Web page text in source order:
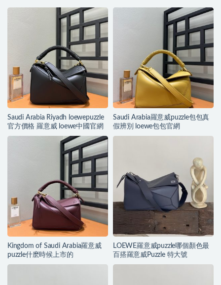
Saudi Arabia Riyadh loewepuzzle
官方價格 羅意威 loewe中國官網
Saudi Arabia羅意威puzzle包包真
假辨別 loewe包包官網
Kingdom of Saudi Arabia羅意威
puzzle什麽時候上市的
LOEWE羅意威puzzle哪個顏色最
百搭羅意威Puzzle 特大號